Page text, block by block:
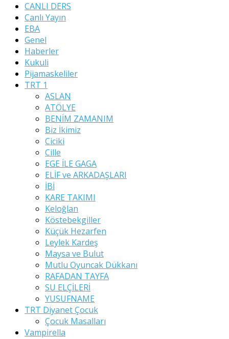
CANLI DERS
Canlı Yayın
EBA
Genel
Haberler
Kukuli
Pijamaskeliler
TRT 1
ASLAN
ATÖLYE
BENİM ZAMANIM
Biz İkimiz
Ciciki
Cille
EGE İLE GAGA
ELİF ve ARKADAŞLARI
İBİ
KARE TAKIMI
Keloğlan
Köstebekgiller
Küçük Hezarfen
Leylek Kardeş
Maysa ve Bulut
Mutlu Oyuncak Dükkanı
RAFADAN TAYFA
SU ELÇİLERİ
YUSUFNAME
TRT Diyanet Çocuk
Çocuk Masalları
Vampirella